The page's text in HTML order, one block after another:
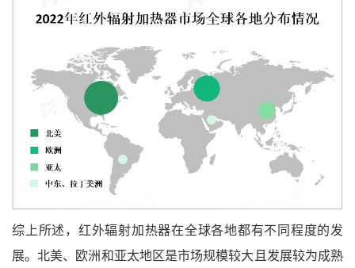
综上所述，红外辐射加热器在全球各地都有不同程度的发
展。北美、欧洲和亚太地区是市场规模较大且发展较为成熟